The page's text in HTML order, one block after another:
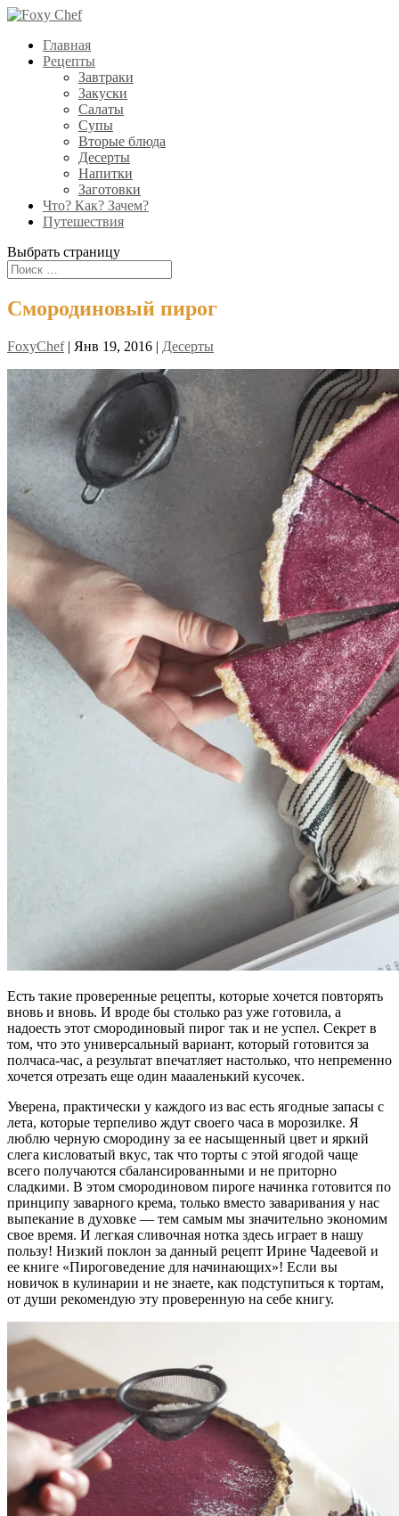
Главная
Рецепты
Завтраки
Закуски
Салаты
Супы
Вторые блюда
Десерты
Напитки
Заготовки
Что? Как? Зачем?
Путешествия
Выбрать страницу
Смородиновый пирог
FoxyChef| Янв 19, 2016 | Десерты
Есть такие проверенные рецепты, которые хочется повторять
вновь и вновь. И вроде бы столько раз уже готовила, а
надоесть этот смородиновый пирог так и не успел. Секрет в
том, что это универсальный вариант, который готовится за
полчаса-час, а результат впечатляет настолько, что непременно
хочется отрезать еще один маааленький кусочек.
Уверена, практически у каждого из вас есть ягодные запасы с
лета, которые терпеливо ждут своего часа в морозилке. Я
люблю черную смородину за ее насыщенный цвет и яркий
слега кисловатый вкус, так что торты с этой ягодой чаще
всего получаются сбалансированными и не приторно
сладкими. В этом смородиновом пироге начинка готовится по
принципу заварного крема, только вместо заваривания у нас
выпекание в духовке — тем самым мы значительно экономим
свое время. И легкая сливочная нотка здесь играет в нашу
пользу! Низкий поклон за данный рецепт Ирине Чадеевой и
ее книге «Пироговедение для начинающих»! Если вы
новичок в кулинарии и не знаете, как подступиться к тортам,
от души рекомендую эту проверенную на себе книгу.